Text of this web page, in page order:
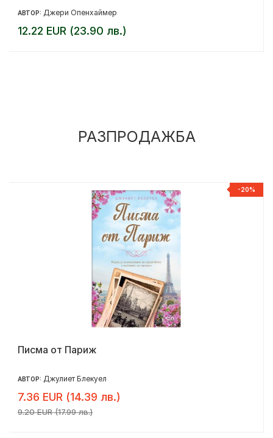
АВТОР: Джери Опенхаймер
12.22 EUR (23.90 лв.)
РАЗПРОДАЖБА
-20%
Писма от Париж
АВТОР: Джулиет Блекуел
7.36 EUR (14.39 лв.)
9.20 EUR (17.99 лв.)